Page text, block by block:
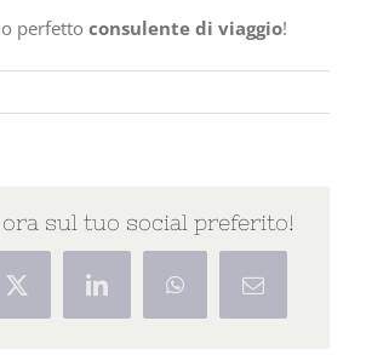
perfetto consulente di viaggio!
sul tuo social preferito!
X LinkedInWhatsAppEmail